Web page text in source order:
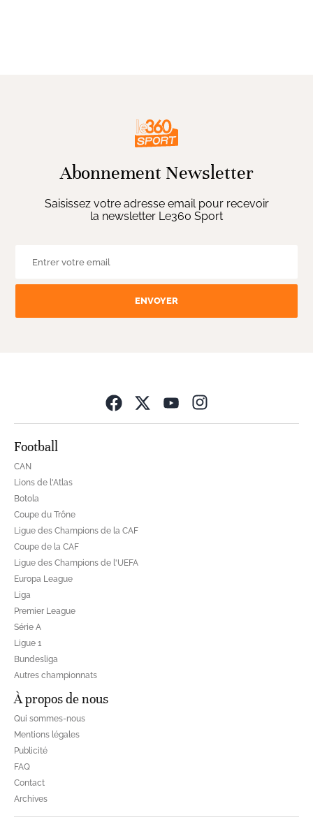
Abonnement Newsletter
Saisissez votre adresse email pour recevoir
la newsletter Le360 Sport
ENVOYER
Football
CAN
Lions de l'Atlas
Botola
Coupe du Trône
Ligue des Champions de la CAF
Coupe de la CAF
Ligue des Champions de l'UEFA
Europa League
Liga
Premier League
Série A
Ligue 1
Bundesliga
Autres championnats
À propos de nous
Qui sommes-nous
Mentions légales
Publicité
FAQ
Contact
Archives